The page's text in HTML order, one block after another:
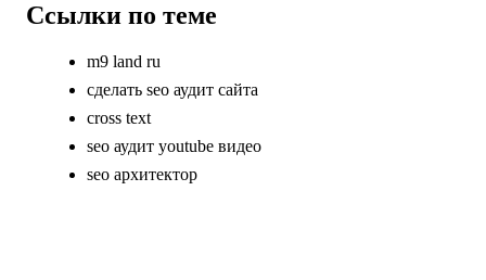
Ссылки по теме
m9 land ru
сделать seo аудит сайта
cross text
seo аудит youtube видео
seo архитектор